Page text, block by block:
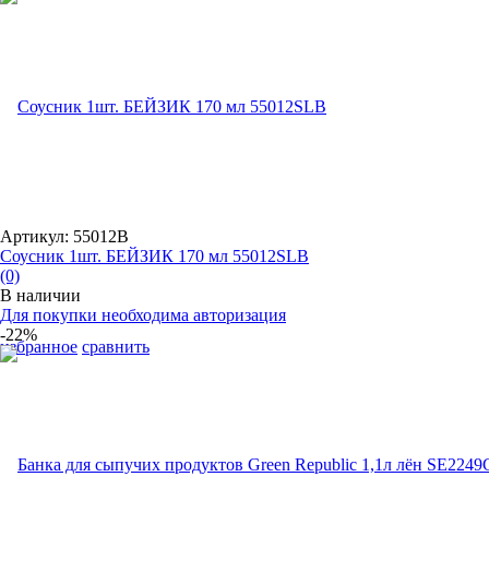
избранное сравнить
Артикул: 55012B
Соусник 1шт. БЕЙЗИК 170 мл 55012SLB
(0)
В наличии
Для покупки необходима авторизация
-22%